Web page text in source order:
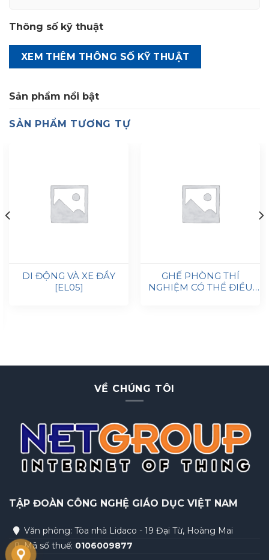
Thông số kỹ thuật
XEM THÊM THÔNG SỐ KỸ THUẬT
Sản phẩm nổi bật
SẢN PHẨM TƯƠNG TỰ
DI ĐỘNG VÀ XE ĐẨY
[EL05]
GHẾ PHÒNG THÍ
NGHIỆM CÓ THỂ ĐIỀU
VỀ CHÚNG TÔI
TẬP ĐOÀN CÔNG NGHỆ GIÁO DỤC VIỆT NAM
Văn phòng: Tòa nhà Lidaco - 19 Đại Từ, Hoàng Mai
Mã số thuế: 0106009877